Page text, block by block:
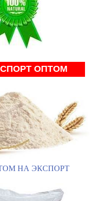
ОПТОМ
НА ЭКСПОРТ